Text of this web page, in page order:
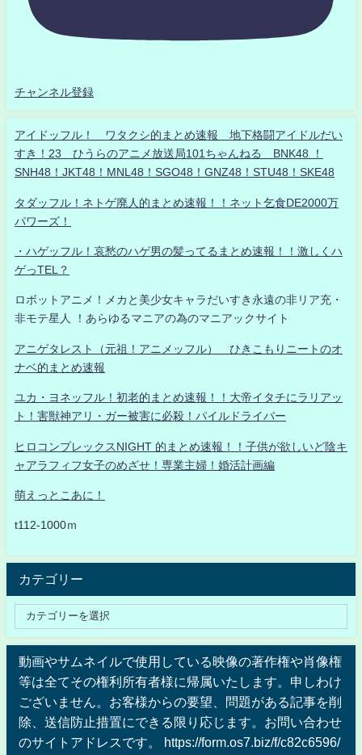
チャンネル登録
アイドッフル！ ワタクシ的まとめ速報 地下格闘アイドルだい
すき！23 ひうらのアニメ放送局101ちゃんねる BNK48 ！
SNH48！JKT48！MNL48！SGO48！GNZ48！STU48！SKE48
タダッフル！ネトゲ廃人的まとめ速報！！ネット乞食DE2000万
パワーズ！
・ハゲッフル！哀愁のハゲ男の髪ってるまとめ速報！！激しくハ
ゲっTEL？
ロボットアニメ！メカと美少女キャラだいすき永遠の非リア充・
非モテ星人 ！あらゆるマニアの為のマニアックサイト
アニゲタレスト（元祖！アニメッフル） ひきこもりニートのオ
ナベ的まとめ速報
ユカ・ヨネッフル！初老的まとめ速報！！大帝イタチにラリアッ
ト！害獣神アリ・ガー被害に必殺！パイルドライバー
ヒロコンプレックスNIGHT 的まとめ速報！！子供が欲しいど陰キ
ャアラフィフ女子のめざせ！専業主婦！婚活計画編
萌えっとこあに！
t112-1000ｍ
カテゴリー
動画やサムネイルで使用している映像の著作権や肖像権
等は全てその権利所有者様に帰属いたします。申しわけ
ございません。お客様からの要望、問題がある記事を削
除、送信防止措置にできる限り応じます。お問い合わせ
のサイトアドレスです。 https://form.os7.biz/f/c82c6596/